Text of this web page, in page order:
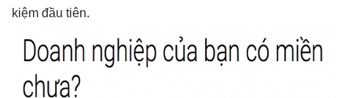
kiệm đầu tiên.